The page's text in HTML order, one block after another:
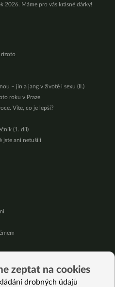
2026. Máme pro vás krásné dárky!
rizoto
– jin a jang v životě i sexu (II.)
roku v Praze
Víte, co je lepší?
(1. díl)
jste ani netušili
zeptat na cookies
drobných údajů